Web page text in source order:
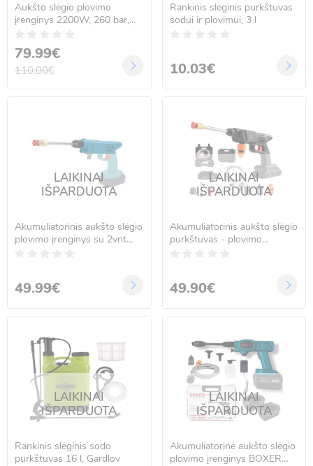
Aukšto slėgio plovimo
įrenginys 2200W, 260 bar,
79.99€
110.00€
Rankinis slėginis purkštuvas
sodui ir plovimui, 3 l
10.03€
LAIKINAI
IŠPARDUOTA
Akumuliatorinis aukšto slėgio
plovimo įrenginys su 2vnt
49.99€
LAIKINAI
IŠPARDUOTA
Akumuliatorinis aukšto slėgio
purkštuvas - plovimo
49.90€
LAIKINAI
IŠPARDUOTA
Rankinis slėginis sodo
purkštuvas 16 l, Gardlov
LAIKINAI
IŠPARDUOTA
Akumuliatorinė aukšto slėgio
plovimo įrenginys BOXER